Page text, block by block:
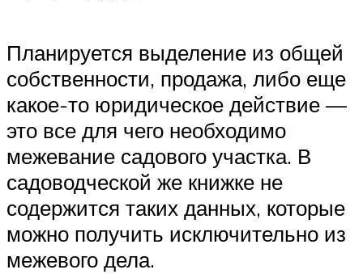
Планируется выделение из общей
собственности, продажа, либо еще
какое-то юридическое действие —
это все для чего необходимо
межевание садового участка. В
садоводческой же книжке не
содержится таких данных, которые
можно получить исключительно из
межевого дела.